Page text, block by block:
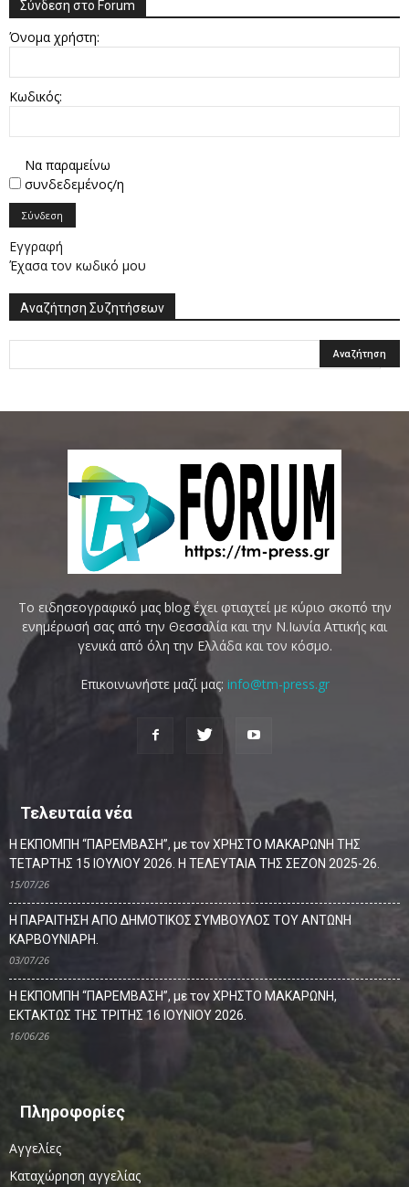
Σύνδεση στο Forum
Όνομα χρήστη:
Κωδικός:
Να παραμείνω
συνδεδεμένος/η
Σύνδεση
Εγγραφή
Έχασα τον κωδικό μου
Αναζήτηση Συζητήσεων
Το ειδησεογραφικό μας blog έχει φτιαχτεί με κύριο σκοπό την
ενημέρωσή σας από την Θεσσαλία και την Ν.Ιωνία Αττικής και
γενικά από όλη την Ελλάδα και τον κόσμο.
Επικοινωνήστε μαζί μας: info@tm-press.gr
Τελευταία νέα
Η ΕΚΠΟΜΠΗ “ΠΑΡΕΜΒΑΣΗ”, με τον ΧΡΗΣΤΟ ΜΑΚΑΡΩΝΗ ΤΗΣ
ΤΕΤΑΡΤΗΣ 15 ΙΟΥΛΙΟΥ 2026. Η ΤΕΛΕΥΤΑΙΑ ΤΗΣ ΣΕΖΟΝ 2025-26.
15/07/26
Η ΠΑΡΑΙΤΗΣΗ ΑΠΟ ΔΗΜΟΤΙΚΟΣ ΣΥΜΒΟΥΛΟΣ ΤΟΥ ΑΝΤΩΝΗ
ΚΑΡΒΟΥΝΙΑΡΗ.
03/07/26
Η ΕΚΠΟΜΠΗ “ΠΑΡΕΜΒΑΣΗ”, με τον ΧΡΗΣΤΟ ΜΑΚΑΡΩΝΗ,
ΕΚΤΑΚΤΩΣ ΤΗΣ ΤΡΙΤΗΣ 16 ΙΟΥΝΙΟΥ 2026.
16/06/26
Πληροφορίες
Αγγελίες
Καταχώρηση αγγελίας